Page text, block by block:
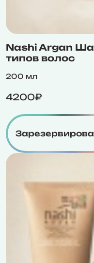
Nashi Argan
типов волос
200 мл
4200₽